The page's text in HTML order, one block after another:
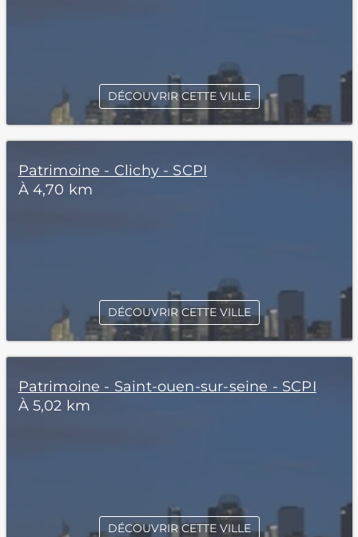
DÉCOUVRIR CETTE VILLE
Patrimoine - Clichy - SCPI
À 4,70 km
DÉCOUVRIR CETTE VILLE
Patrimoine - Saint-ouen-sur-seine - SCPI
À 5,02 km
DÉCOUVRIR CETTE VILLE